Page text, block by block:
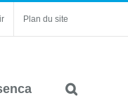
Plan du site